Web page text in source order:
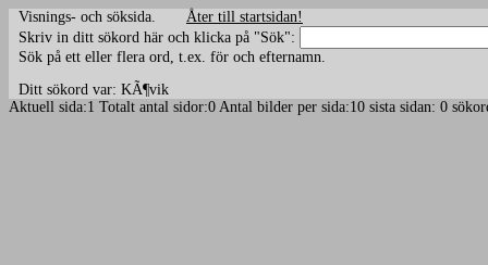
Visnings- och söksida. Åter till startsidan!
Skriv in ditt sökord här och klicka på "Sök":
Sök på ett eller flera ord, t.ex. för och efternamn.
Ditt sökord var: KÃ¶vik
Aktuell sida:1 Totalt antal sidor:0 Antal bilder per sida:10 sista sidan: 0